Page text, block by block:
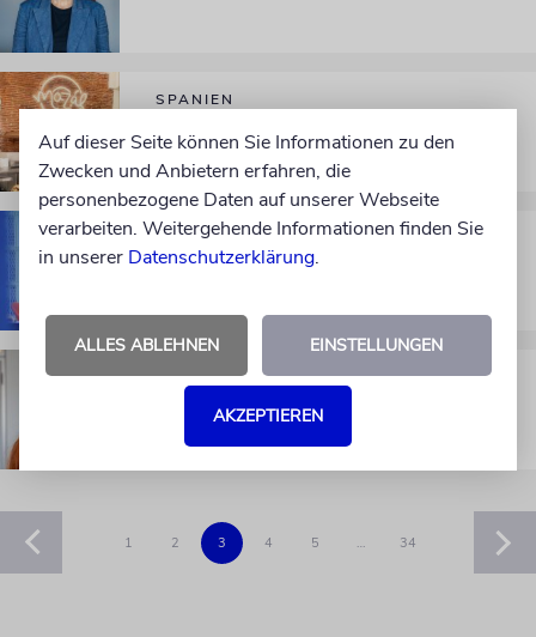
SPANIEN
BERLINALE
Als Tilo Jung an Wim Wenders
MEINUNG
Jeffrey Epstein: Ein schlechter Mensch
1 2 3 4 5 … 34
Auf dieser Seite können Sie Informationen zu den
Zwecken und Anbietern erfahren, die
personenbezogene Daten auf unserer Webseite
verarbeiten. Weitergehende Informationen finden Sie
in unserer Datenschutzerklärung.
ALLES ABLEHNEN EINSTELLUNGEN
AKZEPTIEREN